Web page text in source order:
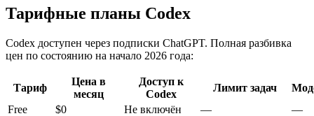
Тарифные планы Codex
Codex доступен через подписки ChatGPT. Полная разбивка
цен по состоянию на начало 2026 года:
Тариф
Цена в
месяц
Доступ к
Codex
Лимит задач
Free
$0 Не включён —
—